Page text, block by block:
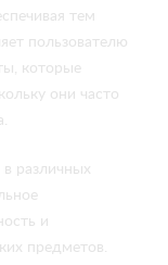
тем
пользователю
которые
они часто
различных
и
предметов.